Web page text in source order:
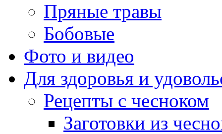
Пряные травы
Бобовые
Фото и видео
Для здоровья и
Рецепты с чесноком
Заготовки из